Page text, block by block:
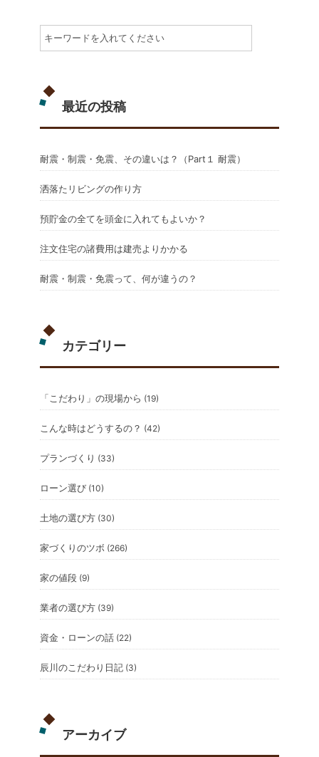
最近の投稿
耐震・制震・免震、その違いは？（Part１ 耐震）
洒落たリビングの作り方
預貯金の全てを頭金に入れてもよいか？
注文住宅の諸費用は建売よりかかる
耐震・制震・免震って、何が違うの？
カテゴリー
「こだわり」の現場から (19)
こんな時はどうするの？ (42)
プランづくり (33)
ローン選び (10)
土地の選び方 (30)
家づくりのツボ (266)
家の値段 (9)
業者の選び方 (39)
資金・ローンの話 (22)
辰川のこだわり日記 (3)
アーカイブ